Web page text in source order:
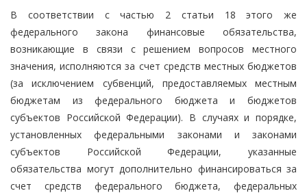
В соответствии с частью 2 статьи 18 этого же
федерального закона финансовые обязательства,
возникающие в связи с решением вопросов местного
значения, исполняются за счет средств местных бюджетов
(за исключением субвенций, предоставляемых местным
бюджетам из федерального бюджета и бюджетов
субъектов Российской Федерации). В случаях и порядке,
установленных федеральными законами и законами
субъектов Российской Федерации, указанные
обязательства могут дополнительно финансироваться за
счет средств федерального бюджета, федеральных